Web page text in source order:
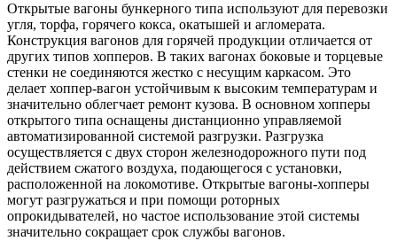
Открытые вагоны бункерного типа используют для перевозки
угля, торфа, горячего кокса, окатышей и агломерата.
Конструкция вагонов для горячей продукции отличается от
других типов хопперов. В таких вагонах боковые и торцевые
стенки не соединяются жестко с несущим каркасом. Это
делает хоппер-вагон устойчивым к высоким температурам и
значительно облегчает ремонт кузова. В основном хопперы
открытого типа оснащены дистанционно управляемой
автоматизированной системой разгрузки. Разгрузка
осуществляется с двух сторон железнодорожного пути под
действием сжатого воздуха, подающегося с установки,
расположенной на локомотиве. Открытые вагоны-хопперы
могут разгружаться и при помощи роторных
опрокидывателей, но частое использование этой системы
значительно сокращает срок службы вагонов.